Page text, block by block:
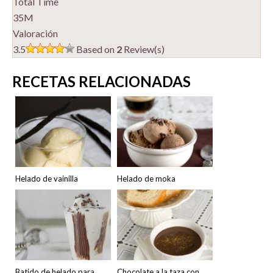
35M
Valoración
3.5
Based on 2 Review(s)
RECETAS RELACIONADAS
Helado de vainilla Helado de moka